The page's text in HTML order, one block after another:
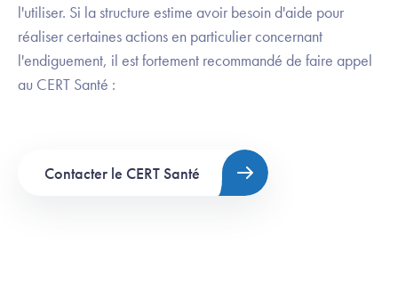
l'utiliser. Si la structure estime avoir besoin d'aide pour
réaliser certaines actions en particulier concernant
l'endiguement, il est fortement recommandé de faire appel
au CERT Santé :
Contacter le CERT Santé